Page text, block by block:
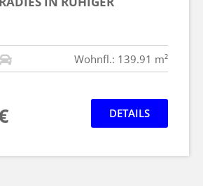
Wohnfl.: 139.91 m²
DETAILS